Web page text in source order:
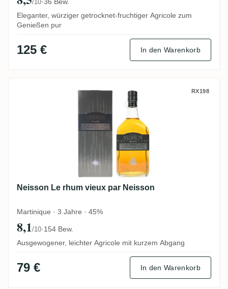
/10·36 Bew.
Eleganter, würziger getrocknet-fruchtiger Agricole zum
Genießen pur
125 € In den Warenkorb
Neisson Le rhum vieux par NeissonRX198
Neisson Le rhum vieux par Neisson
Martinique · 3 Jahre · 45%
8,1/10·154 Bew.
Ausgewogener, leichter Agricole mit kurzem Abgang
79 € In den Warenkorb